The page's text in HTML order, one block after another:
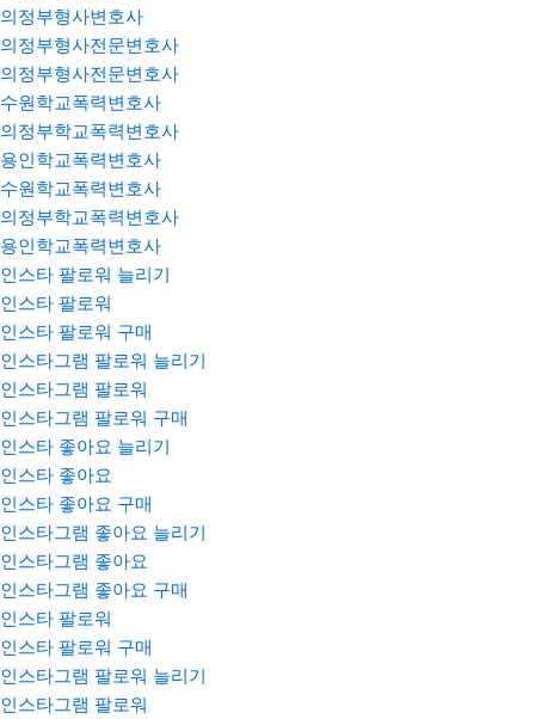
의정부형사변호사
의정부형사전문변호사
의정부형사전문변호사
수원학교폭력변호사
의정부학교폭력변호사
용인학교폭력변호사
수원학교폭력변호사
의정부학교폭력변호사
용인학교폭력변호사
인스타 팔로워 늘리기
인스타 팔로워
인스타 팔로워 구매
인스타그램 팔로워 늘리기
인스타그램 팔로워
인스타그램 팔로워 구매
인스타 좋아요 늘리기
인스타 좋아요
인스타 좋아요 구매
인스타그램 좋아요 늘리기
인스타그램 좋아요
인스타그램 좋아요 구매
인스타 팔로워
인스타 팔로워 구매
인스타그램 팔로워 늘리기
인스타그램 팔로워